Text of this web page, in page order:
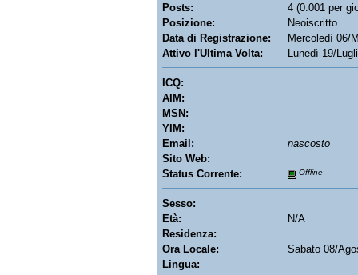
Posts:
4 (0.001 per
Posizione:
Neoiscritto
Data di Registrazione:
Mercoledì 06/
Attivo l'Ultima Volta:
Lunedì 19/
ICQ:
AIM:
MSN:
YIM:
Email:
nascosto
Sito Web:
Status Corrente:
Offline
Sesso:
Età:
N/A
Residenza:
Ora Locale:
Sabato 08/
Lingua: